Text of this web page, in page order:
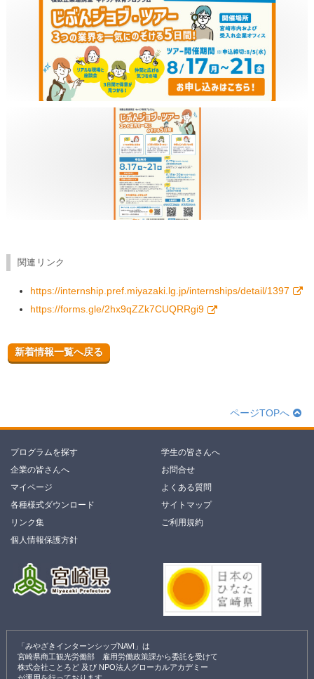
関連リンク
https://internship.pref.miyazaki.lg.jp/internships/detail/1397
https://forms.gle/2hx9qZZk7CUQRRgi9
新着情報一覧へ戻る
ページTOPへ
プログラムを探す
学生の皆さんへ
企業の皆さんへ
お問合せ
マイページ
よくある質問
各種様式ダウンロード
サイトマップ
リンク集
ご利用規約
個人情報保護方針
「みやざきインターンシップNAVI」は
宮崎県商工観光労働部 雇用労働政策課から委託を受けて
株式会社ことろど 及び NPO法人グローカルアカデミー